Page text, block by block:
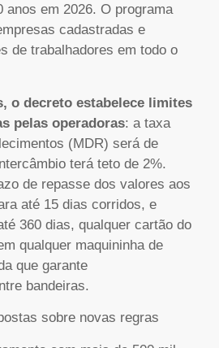
anos em 2026. O programa
cadastradas e
de trabalhadores em todo o
o decreto estabelece limites
pelas operadoras: a taxa
(MDR) será de
terá teto de 2%.
de repasse dos valores aos
até 15 dias corridos, e
360 dias, qualquer cartão do
qualquer maquininha de
que garante
bandeiras.
sobre novas regras